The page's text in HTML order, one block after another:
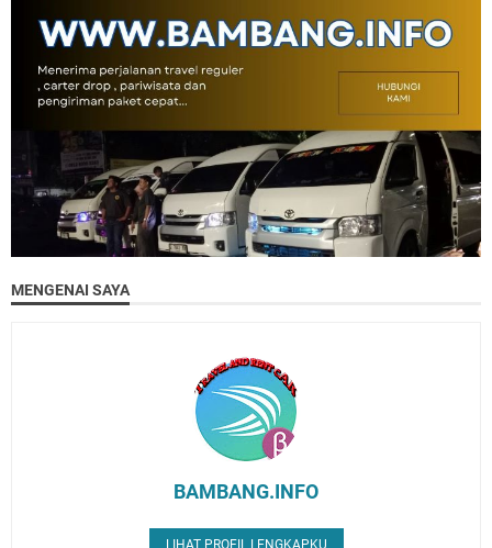
MENGENAI SAYA
BAMBANG.INFO
LIHAT PROFIL LENGKAPKU